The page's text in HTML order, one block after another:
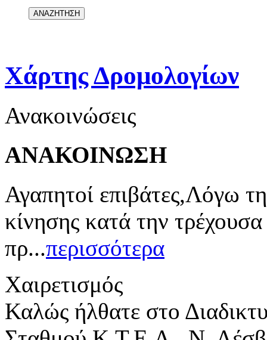
Χάρτης Δρομολογίων
Ανακοινώσεις
ΑΝΑΚΟΙΝΩΣΗ
Αγαπητοί επιβάτες,Λόγω
κίνησης κατά την
πρ...περισσότερα
Χαιρετισμός
Καλώς ήλθατε στο